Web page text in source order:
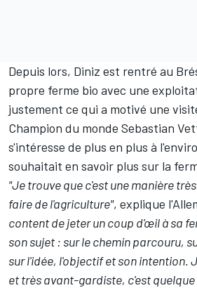
Depuis lors, Diniz est rentré au
propre ferme bio avec une
justement ce qui a motivé une
Champion du monde Sebastian
s'intéresse de plus en plus à
souhaitait en savoir plus sur la
"Je trouve que c'est une manière
faire de l'agriculture", explique
content de jeter un coup d'œil à sa
son sujet : sur le chemin parcouru,
sur l'idée, l'objectif et son intention.
et très avant-gardiste, c'est